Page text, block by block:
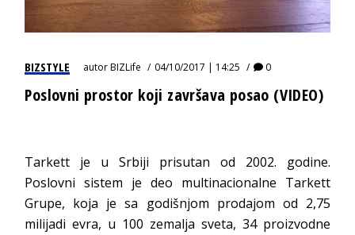
BIZSTYLE autorBIZLife 04/10/2017 | 14:25 0
Poslovni prostor koji završava posao (VIDEO)
Tarkett je u Srbiji prisutan od 2002. godine.
Poslovni sistem je deo multinacionalne Tarkett
Grupe, koja je sa godišnjom prodajom od 2,75
milijadi evra, u 100 zemalja sveta, 34 proizvodne